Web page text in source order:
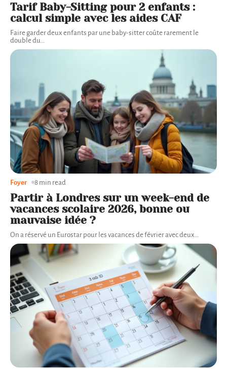
Tarif Baby-Sitting pour 2 enfants :
calcul simple avec les aides CAF
Faire garder deux enfants par une baby-sitter coûte rarement le
double du
Partir à Londres sur un week-end de
vacances scolaire 2026, bonne ou
mauvaise idée ?
On a réservé un Eurostar pour les vacances de février avec deux
Foyer 8 min read